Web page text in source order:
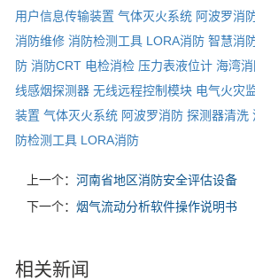
用户信息传输装置 气体灭火系统 阿波罗消
消防维修 消防检测工具 LORA消防 智慧消
防 消防CRT 电检消检 压力表液位计 海湾
线感烟探测器 无线远程控制模块 电气火灾
装置 气体灭火系统 阿波罗消防 探测器清洗
防检测工具 LORA消防
上一个： 河南省地区消防安全评估设备
下一个： 烟气流动分析软件操作说明书
相关新闻